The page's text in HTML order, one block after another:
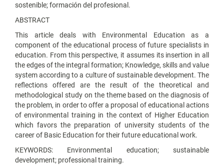
sostenible; formación del profesional.
ABSTRACT
This article deals with Environmental Education as a
component of the educational process of future specialists in
education. From this perspective, it assumes its insertion in all
the edges of the integral formation; Knowledge, skills and value
system according to a culture of sustainable development. The
reflections offered are the result of the theoretical and
methodological study on the theme based on the diagnosis of
the problem, in order to offer a proposal of educational actions
of environmental training in the context of Higher Education
which favors the preparation of university students of the
career of Basic Education for their future educational work.
KEYWORDS: Environmental education; sustainable
development; professional training.